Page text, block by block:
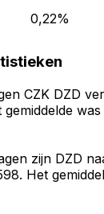
0,22%
CZK DZD
gemiddelde
zijn DZD
Het